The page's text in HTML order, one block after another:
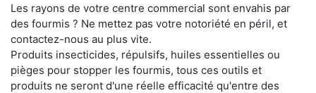
Les rayons de votre centre commercial sont envahis par
des fourmis ? Ne mettez pas votre notoriété en péril, et
contactez-nous au plus vite.
Produits insecticides, répulsifs, huiles essentielles ou
pièges pour stopper les fourmis, tous ces outils et
produits ne seront d'une réelle efficacité qu'entre des